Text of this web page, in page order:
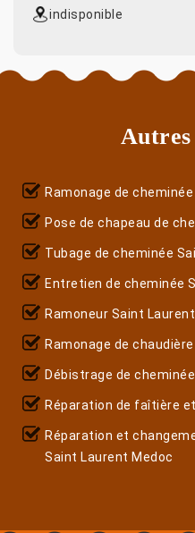
indisponible
Autres
Ramonage de
Pose de chapeau de
Tubage de cheminée
Entretien de cheminée
Ramoneur Saint
Ramonage de
Débistrage de
Réparation de faîtière
Réparation et
Saint Laurent Medoc